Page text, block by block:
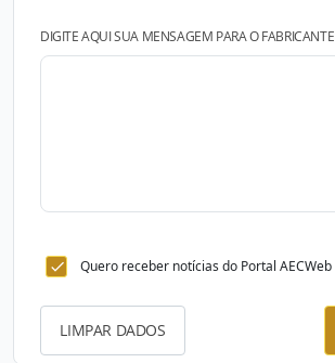
DIGITE AQUI SUA MENSAGEM PARA O FABRICANTE
Quero receber notícias do Portal AECWeb
LIMPAR DADOS